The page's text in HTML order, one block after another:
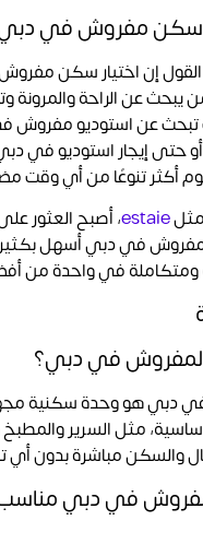
سكن مفروش في
القول إن اختيار سكن
يبحث عن الراحة والمرونة
تبحث عن استوديو مفروش
حتى إيجار استوديو في
أكثر تنوعًا من أي وقت
estaie، أصبح العثور
في دبيأسهل
في واحدة من
في دبي؟
دبي هو وحدة سكنية
مثل السرير
والسكن مباشرة بدون أي
في دبي مناسب